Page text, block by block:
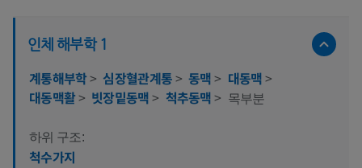
인체 해부학 1
계통해부학> 심장혈관계통> 동맥> 대동맥>
대동맥활> 빗장밑동맥> 척추동맥> 목부분
하위 구조:
척수가지